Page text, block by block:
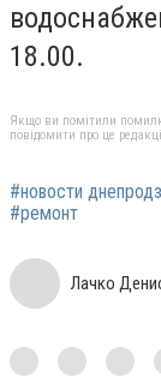
18.00.
Якщо ви помітили
повідомити про це
#новости
#ремонт
Лачко